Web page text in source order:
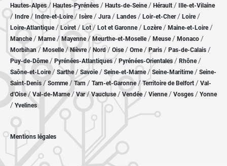
Hautes-Alpes/ Hautes-Pyrénées / Hauts-de-Seine/ Hérault / Ille-et-Vilaine
/ Indre/ Indre-et-Loire/ Isère/ Jura / Landes / Loir-et-Cher/ Loire/
Loire-Atlantique/ Loiret / Lot/ Lot et Garonne/ Lozère / Maine-et-Loire/
Manche/ Marne/ Mayenne/ Meurthe-et-Moselle/ Meuse/ Monaco /
Morbihan/ Moselle/ Nièvre / Nord/ Oise / Orne/Paris / Pas-de-Calais /
Puy-de-Dôme/ Pyrénées-Atlantiques / Pyrénées-Orientales / Rhône/
Saône-et-Loire/ Sarthe/ Savoie/ Seine-et-Marne/ Seine-Maritime/ Seine-
Saint-Denis /Somme/ Tarn / Tarn-et-Garonne/Territoire de Belfort / Val-
d'Oise/ Val-de-Marne/Var/Vaucluse/ Vendée/ Vienne/ Vosges / Yonne
/ Yvelines
Mentions légales